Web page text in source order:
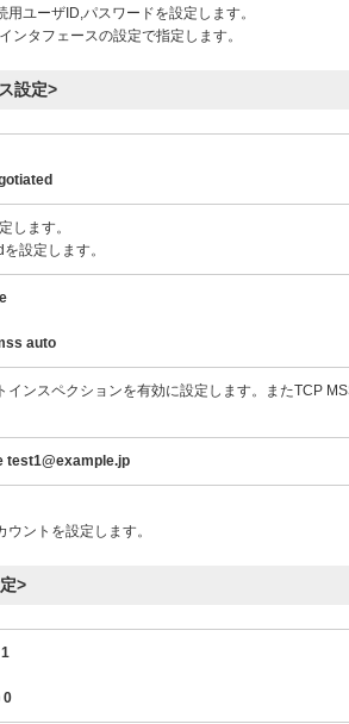
ユーザID,パスワードを設定します。
ンタフェースの設定で指定します。
設定>
します。
設定します。
auto
インスペクションを有効に設定します。またTCP
test1@example.jp
ントを設定します。
>
0